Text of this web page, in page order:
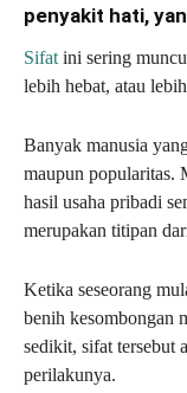
penyakit hati,
Sifatini sering
lebih hebat, atau
Banyak manusia
maupun popularitas.
hasil usaha pribadi
merupakan titipan
Ketika seseorang
benih kesombongan
sedikit, sifat tersebut
perilakunya.